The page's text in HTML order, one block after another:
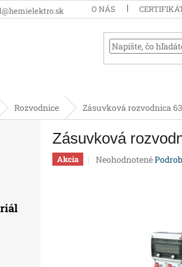
O NÁS
Rozvodnice Zásuvková rozvodnica
Zásuvková
Akcia
Priemerné
Neohodnotené